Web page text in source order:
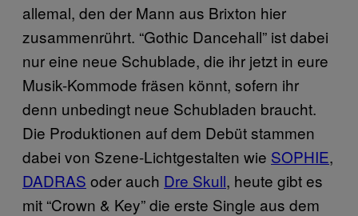
allemal, den der Mann aus Brixton hier
zusammenrührt. “Gothic Dancehall” ist dabei
nur eine neue Schublade, die ihr jetzt in eure
Musik-Kommode fräsen könnt, sofern ihr
denn unbedingt neue Schubladen braucht.
Die Produktionen auf dem Debüt stammen
dabei von Szene-Lichtgestalten wie SOPHIE,
DADRAS oder auch Dre Skull, heute gibt es
mit “Crown & Key” die erste Single aus dem